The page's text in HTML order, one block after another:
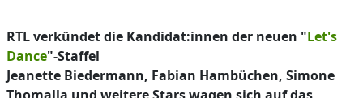
RTL verkündet die Kandidat:innen der neuen "Let's
Dance"-Staffel
Jeanette Biedermann, Fabian Hambüchen, Simone